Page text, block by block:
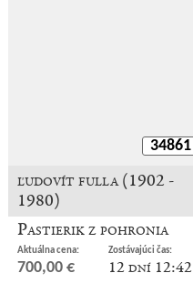
34861
ľudovít fulla (1902 -
1980)
Pastierik z pohronia
Aktuálna cena:
700,00 €
Zostávajúci čas:
12 dní 12:42